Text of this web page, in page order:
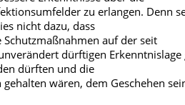
zu erlangen. Denn
nicht dazu, dass
auf der seit
dürftigen Erkenntnislage
dürften und die
wären, dem Geschehen